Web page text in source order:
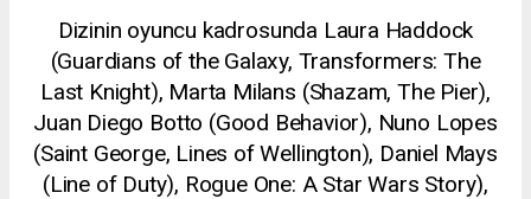
Dizinin oyuncu kadrosunda Laura Haddock
(Guardians of the Galaxy, Transformers: The
Last Knight), Marta Milans (Shazam, The Pier),
Juan Diego Botto (Good Behavior), Nuno Lopes
(Saint George, Lines of Wellington), Daniel Mays
(Line of Duty), Rogue One: A Star Wars Story),